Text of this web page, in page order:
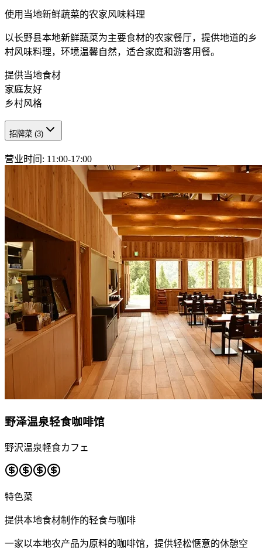
使用当地新鲜蔬菜的农家风味料理
以长野县本地新鲜蔬菜为主要食材的农家餐厅，提供地道的乡
村风味料理，环境温馨自然，适合家庭和游客用餐。
提供当地食材
家庭友好
乡村风格
招牌菜 (3)
营业时间 : 11:00-17:00
野泽温泉轻食咖啡馆
野沢温泉軽食カフェ
特色菜
提供本地食材制作的轻食与咖啡
一家以本地农产品为原料的咖啡馆，提供轻松惬意的休憩空